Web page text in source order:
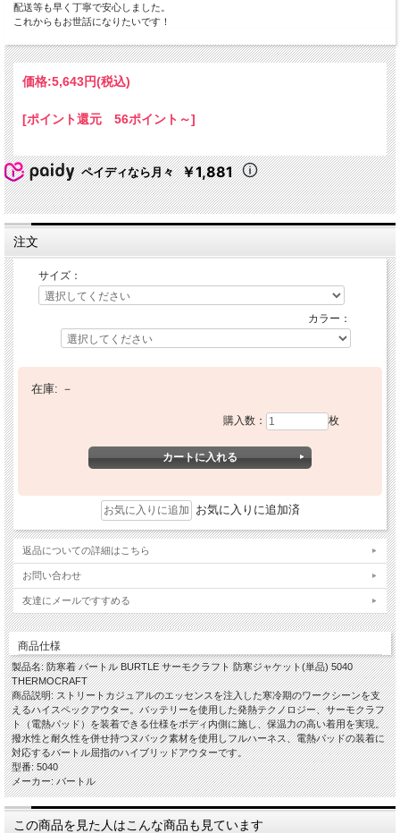
配送等も早く丁寧で安心しました。
これからもお世話になりたいです！
価格:5,643円(税込)
[ポイント還元 56ポイント～]
ペイディなら月々 ￥1,881
注文
サイズ：
カラー：
在庫: －
購入数： 枚
お気に入りに追加済
返品についての詳細はこちら
お問い合わせ
友達にメールですすめる
商品仕様
製品名: 防寒着 バートル BURTLE サーモクラフト 防寒ジャケット(単品) 5040
THERMOCRAFT
商品説明: ストリートカジュアルのエッセンスを注入した寒冷期のワークシーンを支
えるハイスペックアウター。バッテリーを使用した発熱テクノロジー、サーモクラフ
ト（電熱パッド）を装着できる仕様をボディ内側に施し、保温力の高い着用を実現。
撥水性と耐久性を併せ持つヌバック素材を使用しフルハーネス、電熱パッドの装着に
対応するバートル屈指のハイブリッドアウターです。
型番: 5040
メーカー: バートル
この商品を見た人はこんな商品も見ています